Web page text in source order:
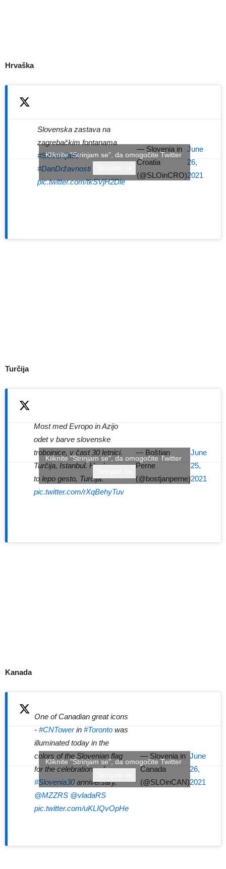
Hrvaška
Slovenska zastava na
zagrebačkim fontanama
#Slovenija30
#DanDržavnosti
pic.twitter.com/tkSVjH2Dle
— Slovenia in
Croatia
(@SLOinCRO)
June
26,
2021
Kliknite "Strinjam se", da omogočite Twitter
Turčija
Most med Evropo in Azijo
odet v barve slovenske
trobojnice, v čast 30 letnici.
Turčija, Istanbul. Hvala za
to lepo gesto, Turčija.
pic.twitter.com/rXqBehyTuv
— Boštjan
Perne
(@bostjanperne)
June
25,
2021
Kliknite "Strinjam se", da omogočite Twitter
Kanada
One of Canadian great icons
- #CNTowerin #Toronto was
illuminated today in the
colors of the Slovenian flag
for the celebrations of
#Slovenia30anniversary.
@MZZRS @vladaRS
pic.twitter.com/uKLIQvOpHe
— Slovenia in
Canada
(@SLOinCAN)
June
26,
2021
Kliknite "Strinjam se", da omogočite Twitter